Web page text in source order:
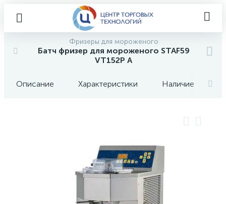
Фризеры для мороженого
Батч фризер для мороженого STAF59
VT152P A
Описание Характеристики Наличие